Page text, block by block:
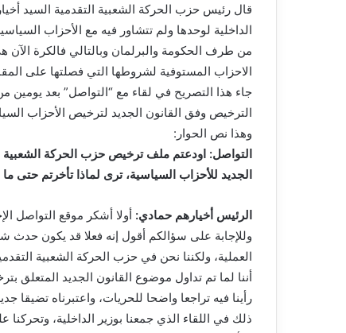
قال رئيس حزب الحركة الشعبية التقدمية السيد
الداخلية لوحدها ولم تتشاور فيه مع الأحزاب
من طرف الحكومة والبرلمان وبالتالي فالكرة
الاحزاب المستوفية لشروطها التي فصلتها على
جاء هذا التصريح في لقاء مع “التواصل” بعد يومين
الترخيص وفق القانون الجديد لترخيص الأحزاب
وهذا نص الحوار:
التواصل: اودعتم ملف ترخيص حزب الحركة
الجديد للأحزاب السياسية، ترى لماذا تأخرتم حتى
الرئيس أخيارهم حمادي: أولا أشكر موقع التواصل
وللإجابة على سؤالكم أقول إنه فعلا قد يكون
العملية، ولكننا نحن في حزب الحركة الشعبية
أننا لما تم تداول موضوع القانون الجديد المتعلق
رأينا فيه تراجعا واضحا للحريات، واعتبرناه
ذلك في اللقاء الذي جمعنا بوزير الداخلية،